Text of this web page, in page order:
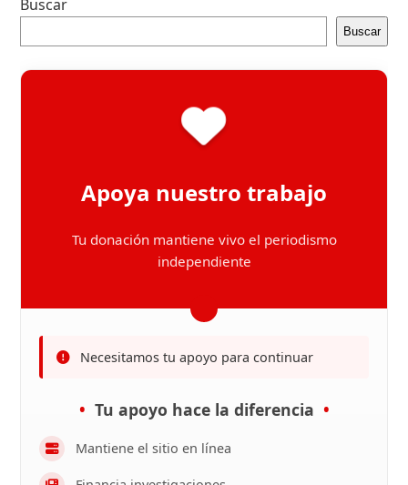
Buscar
Buscar
Apoya nuestro trabajo
Tu donación mantiene vivo el periodismo
independiente
Necesitamos tu apoyo para continuar
Tu apoyo hace la diferencia
Mantiene el sitio en línea